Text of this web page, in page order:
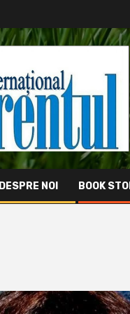
DESPRE NOI BOOK